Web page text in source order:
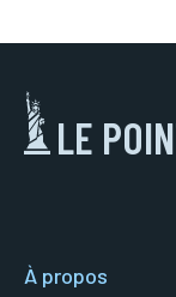
LE
À propos